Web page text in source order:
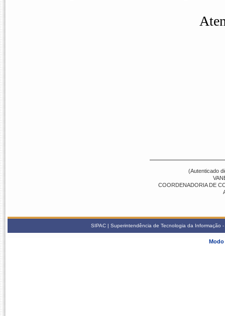
(Autenticado
COORDENADORIA DE
SIPAC | Superintendência de Tecnologia da
Modo